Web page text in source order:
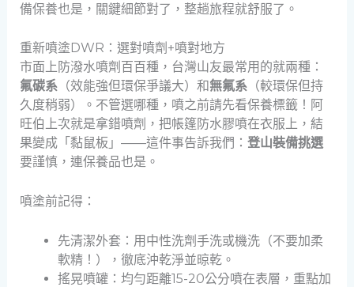
備保養也是，關鍵細節對了，整趟旅程就舒服了。
重新噴塗DWR：選對噴劑+噴對地方
市面上防潑水噴劑百百種，台灣山友最常用的就兩種：
氟碳系（效能強但環保爭議大）和無氟系（較環保但持
久度稍弱）。不管選哪種，噴之前請先看保養標籤！阿
旺伯上次就是拿錯噴劑，把帳篷防水膠噴在衣服上，結
果變成「黏鼠板」——這件事告訴我們： 登山裝備挑選
要謹慎，連保養品也是。
噴塗前記得：
先清潔外套：用中性洗劑手洗或機洗（不要加柔
軟精！），徹底沖乾淨並晾乾。
搖晃噴罐：均勻距離15-20公分噴在表層，重點加